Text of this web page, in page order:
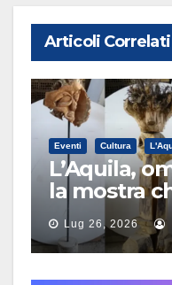
Articoli Correlati
Eventi Cultura
L’Aquila,
la mostra
città
Lug 26, 2026